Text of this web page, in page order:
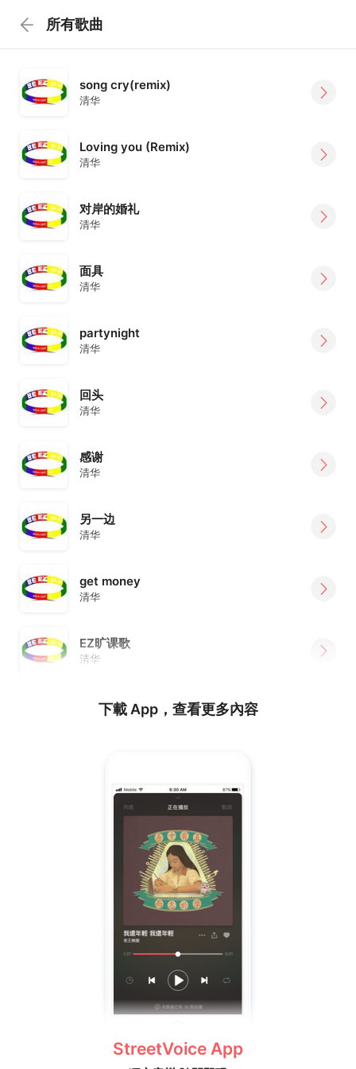
所有歌曲
song cry(remix)
清华
Loving you (Remix)
清华
对岸的婚礼
清华
面具
清华
partynight
清华
回头
清华
感谢
清华
另一边
清华
get money
清华
EZ旷课歌
清华
下載 App，查看更多內容
StreetVoice App